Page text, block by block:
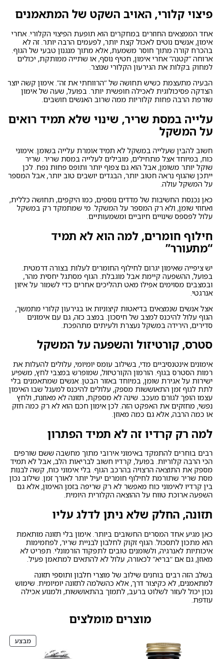
פיצוי קלורי, האויב השקט של המתאמנים
אחד הממצאים החוזרים במחקרים הוא תופעת הפיצוי הקלורי. אחרי
אימון, אנשים נוטים לאכול קצת יותר, לפעמים הרבה יותר. זה לא
בהכרח קורה מתוך חוסר משמעת, אלא מתוך מנגנון טבעי של הגוף.
ארוחה “קטנה” אחרי אימון, חטיף נוסף, או שתייה ממותקת, יכולים
למחוק בקלות את הגירעון הקלורי שנוצר.
הבעיה מתעצמת כשיש תחושה של “הרווחתי את זה”. אימון קשה יוצר
הצדקה פסיכולוגית לאכילה חופשית יותר. בפועל, שעה של אימון
שורפת הרבה פחות קלוריות ממה שרוב האנשים חושבים.
עלייה במסת שריר, שינוי שלא תמיד רואים
על המשקל
חשוב להבין שעלייה במשקל לא תמיד אומרת עלייה בשומן. אימוני
כוח, במיוחד אצל מתחילים, מובילים לעלייה במסת שריר. שריר
שוקל יותר משומן, אבל הוא גם צפוף יותר ותופס פחות נפח. לכן
ייתכן שהגוף נראה חטוב יותר, הבגדים יושבים טוב יותר, אבל המספר
על המשקל עולה.
כאן נכנסת החשיבות של מדדים נוספים, כמו היקפים, תחושה כללית,
ואחוזי שומן, ולא רק המספר על המשקל. מי שמתמקד רק במשקל
עלול לפספס שינויים חיוביים ומשמעותיים.
חילוף חומרים, למה הוא לא תמיד
“מתעורר”
יש ציפייה שאימון יגרום לחילוף החומרים לעלות בצורה דרמטית.
בפועל, ההשפעה קיימת אבל מוגבלת. הגוף מסתגל יחסית מהר,
ובמצבים מסוימים אפילו מאט תהליכים אחרים כדי לשמור על איזון
אנרגטי.
אצל אנשים שנמצאים בדיאטות קיצוניות או בגירעון קלורי מתמשך,
הגוף עלול להיכנס למצב של חיסכון. במצב כזה, גם עם אימונים
סדירים, הירידה במשקל נעצרת ולעיתים מתהפכת.
סטרס, קורטיזול והשפעה על המשקל
אימונים אינטנסיביים מדי, בשילוב עומס יומיומי, עלולים להעלות את
רמות הסטרס בגוף. הורמון הקורטיזול, שמופרש במצבי לחץ, משפיע
ישירות על אגירת שומן, במיוחד באזור הבטן. אנשים שמתאמנים בלי
לתת לגוף זמן התאוששות מספק, עלולים להיכנס למעגל שבו האימון
עצמו הופך לגורם מעכב. שינה לא מספקת, תזונה לא מאוזנת, ולחץ
נפשי, מחזקים את האפקט הזה. לכן אימון חכם הוא לא רק כמה חזק
או כמה הרבה, אלא גם כמה מאוזן.
למה רק קרדיו זה לא תמיד הפתרון
רבים בוחרים להתמקד באימוני אירובי מתוך מחשבה ששם שורפים
הכי הרבה קלוריות. בפועל, קרדיו חשוב לבריאות הלב, אבל לא תמיד
מספק את התוצאה הרצויה בהרכב הגוף. בלי אימוני כוח, קשה לבנות
מסת שריר שתורמת לחילוף חומרים יעיל יותר לאורך זמן. שילוב נכון
בין קרדיו לאימוני כוח מאפשר לא רק שריפה בזמן האימון, אלא גם
השפעה ארוכת טווח על ההוצאה הקלורית היומית.
תזונה, החלק שלא ניתן לדלג עליו
כאן מגיע אחד המסרים החשובים ביותר. אימון בלי תזונה מותאמת
הוא מתכון לתסכול. הגוף זקוק לחלבון לבניית שריר, לפחמימות
איכותיות לאנרגיה, ולשומנים טובים לתפקוד הורמונלי. תפריט לא
מאוזן, גם אם “בריא” לכאורה, עלול לא להתאים למתאמן פעיל.
בשלב הזה רבים בוחנים שילוב של מוצרי חלבון ותוספי תזונה
למתאמנים, לא כקיצור דרך, אלא כהשלמה לתזונה יומיומית. שימוש
נכון יכול לעזור לשלוט ברעב, לתמוך בהתאוששות, ולמנוע אכילה
עודפת.
מוצרים מומלצים
מבצע